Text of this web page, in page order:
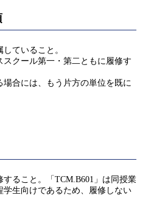
ていること。
クール第一・第二ともに履修す
場合には、もう片方の単位を既に
ること。「TCM.B601」は同授業
生向けであるため、履修しない